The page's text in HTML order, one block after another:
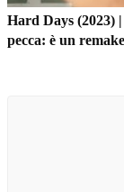
Hard Days (2023)
pecca: è un remake